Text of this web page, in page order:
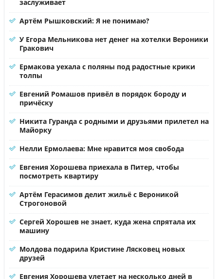
заслуживает
Артём Рышковский: Я не понимаю?
У Егора Мельникова нет денег на хотелки Вероники
Гракович
Ермакова уехала с поляны под радостные крики
толпы
Евгений Ромашов привёл в порядок бороду и
причёску
Никита Гуранда с родными и друзьями прилетел на
Майорку
Нелли Ермолаева: Мне нравится моя свобода
Евгения Хорошева приехала в Питер, чтобы
посмотреть квартиру
Артём Герасимов делит жильё с Вероникой
Строгоновой
Сергей Хорошев не знает, куда жена спрятала их
машину
Молдова подарила Кристине Лясковец новых
друзей
Евгения Хорошева улетает на несколько дней в